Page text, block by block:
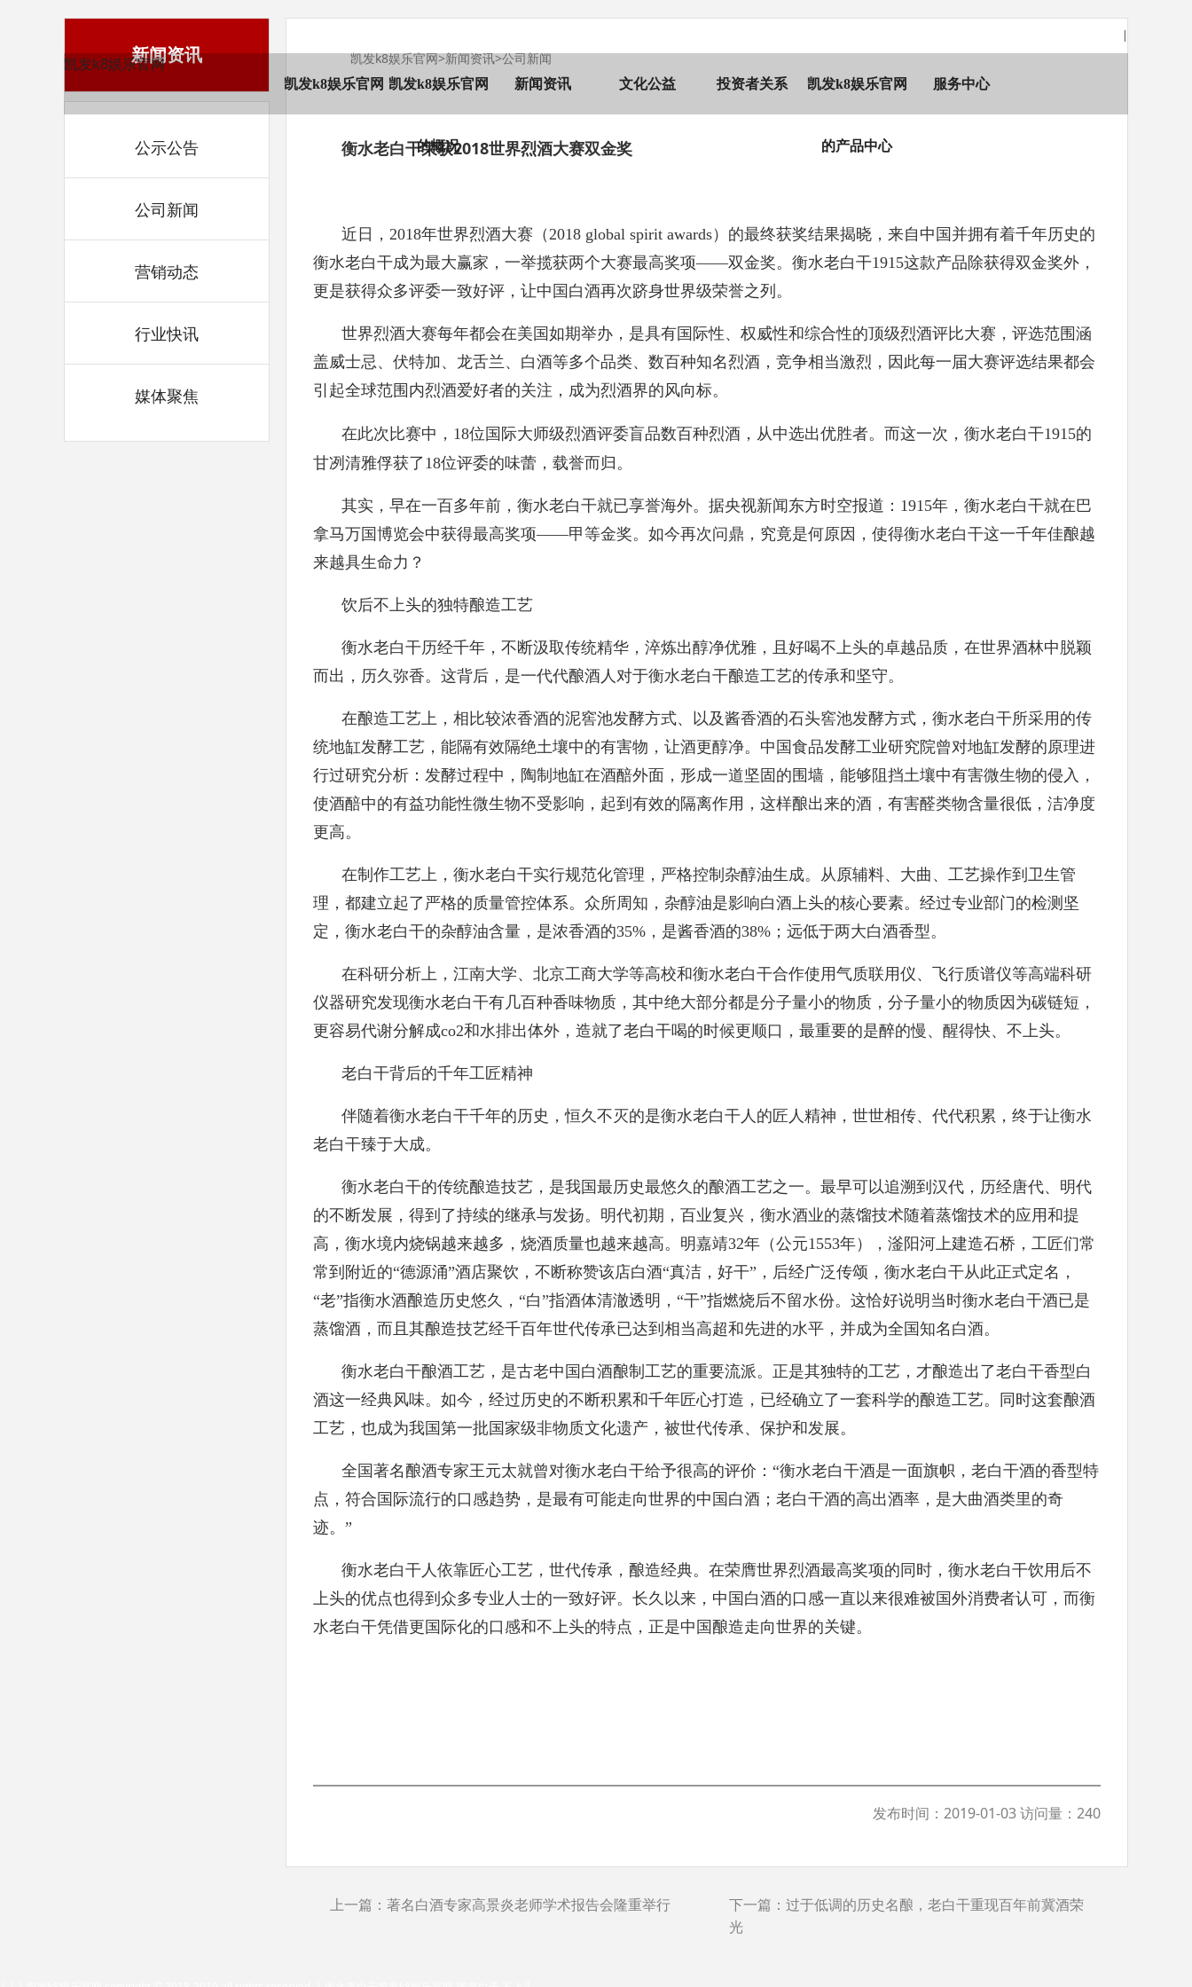
|
凯发k8娱乐官网
凯发k8娱乐官网 凯发k8娱乐官网
的概况
新闻资讯 文化公益 投资者关系 凯发k8娱乐官网
的产品中心
服务中心
新闻资讯
公示公告
公司新闻
营销动态
行业快讯
媒体聚焦
凯发k8娱乐官网>新闻资讯>公司新闻
衡水老白干荣获2018世界烈酒大赛双金奖
近日，2018年世界烈酒大赛（2018 global spirit awards）的最终获奖结果揭晓，来自中国并拥有着千年历史的
衡水老白干成为最大赢家，一举揽获两个大赛最高奖项——双金奖。衡水老白干1915这款产品除获得双金奖外，
更是获得众多评委一致好评，让中国白酒再次跻身世界级荣誉之列。
世界烈酒大赛每年都会在美国如期举办，是具有国际性、权威性和综合性的顶级烈酒评比大赛，评选范围涵
盖威士忌、伏特加、龙舌兰、白酒等多个品类、数百种知名烈酒，竞争相当激烈，因此每一届大赛评选结果都会
引起全球范围内烈酒爱好者的关注，成为烈酒界的风向标。
在此次比赛中，18位国际大师级烈酒评委盲品数百种烈酒，从中选出优胜者。而这一次，衡水老白干1915的
甘冽清雅俘获了18位评委的味蕾，载誉而归。
其实，早在一百多年前，衡水老白干就已享誉海外。据央视新闻东方时空报道：1915年，衡水老白干就在巴
拿马万国博览会中获得最高奖项——甲等金奖。如今再次问鼎，究竟是何原因，使得衡水老白干这一千年佳酿越
来越具生命力？
饮后不上头的独特酿造工艺
衡水老白干历经千年，不断汲取传统精华，淬炼出醇净优雅，且好喝不上头的卓越品质，在世界酒林中脱颖
而出，历久弥香。这背后，是一代代酿酒人对于衡水老白干酿造工艺的传承和坚守。
在酿造工艺上，相比较浓香酒的泥窖池发酵方式、以及酱香酒的石头窖池发酵方式，衡水老白干所采用的传
统地缸发酵工艺，能隔有效隔绝土壤中的有害物，让酒更醇净。中国食品发酵工业研究院曾对地缸发酵的原理进
行过研究分析：发酵过程中，陶制地缸在酒醅外面，形成一道坚固的围墙，能够阻挡土壤中有害微生物的侵入，
使酒醅中的有益功能性微生物不受影响，起到有效的隔离作用，这样酿出来的酒，有害醛类物含量很低，洁净度
更高。
在制作工艺上，衡水老白干实行规范化管理，严格控制杂醇油生成。从原辅料、大曲、工艺操作到卫生管
理，都建立起了严格的质量管控体系。众所周知，杂醇油是影响白酒上头的核心要素。经过专业部门的检测坚
定，衡水老白干的杂醇油含量，是浓香酒的35%，是酱香酒的38%；远低于两大白酒香型。
在科研分析上，江南大学、北京工商大学等高校和衡水老白干合作使用气质联用仪、飞行质谱仪等高端科研
仪器研究发现衡水老白干有几百种香味物质，其中绝大部分都是分子量小的物质，分子量小的物质因为碳链短，
更容易代谢分解成co2和水排出体外，造就了老白干喝的时候更顺口，最重要的是醉的慢、醒得快、不上头。
老白干背后的千年工匠精神
伴随着衡水老白干千年的历史，恒久不灭的是衡水老白干人的匠人精神，世世相传、代代积累，终于让衡水
老白干臻于大成。
衡水老白干的传统酿造技艺，是我国最历史最悠久的酿酒工艺之一。最早可以追溯到汉代，历经唐代、明代
的不断发展，得到了持续的继承与发扬。明代初期，百业复兴，衡水酒业的蒸馏技术随着蒸馏技术的应用和提
高，衡水境内烧锅越来越多，烧酒质量也越来越高。明嘉靖32年（公元1553年），滏阳河上建造石桥，工匠们常
常到附近的“德源涌”酒店聚饮，不断称赞该店白酒“真洁，好干”，后经广泛传颂，衡水老白干从此正式定名，
“老”指衡水酒酿造历史悠久，“白”指酒体清澈透明，“干”指燃烧后不留水份。这恰好说明当时衡水老白干酒已是
蒸馏酒，而且其酿造技艺经千百年世代传承已达到相当高超和先进的水平，并成为全国知名白酒。
衡水老白干酿酒工艺，是古老中国白酒酿制工艺的重要流派。正是其独特的工艺，才酿造出了老白干香型白
酒这一经典风味。如今，经过历史的不断积累和千年匠心打造，已经确立了一套科学的酿造工艺。同时这套酿酒
工艺，也成为我国第一批国家级非物质文化遗产，被世代传承、保护和发展。
全国著名酿酒专家王元太就曾对衡水老白干给予很高的评价：“衡水老白干酒是一面旗帜，老白干酒的香型特
点，符合国际流行的口感趋势，是最有可能走向世界的中国白酒；老白干酒的高出酒率，是大曲酒类里的奇
迹。”
衡水老白干人依靠匠心工艺，世代传承，酿造经典。在荣膺世界烈酒最高奖项的同时，衡水老白干饮用后不
上头的优点也得到众多专业人士的一致好评。长久以来，中国白酒的口感一直以来很难被国外消费者认可，而衡
水老白干凭借更国际化的口感和不上头的特点，正是中国酿造走向世界的关键。
发布时间：2019-01-03 访问量：240
上一篇： 著名白酒专家高景炎老师学术报告会隆重举行 下一篇： 过于低调的历史名酿，老白干重现百年前冀酒荣
光